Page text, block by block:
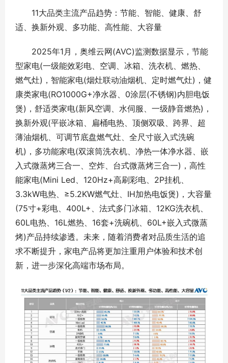
11大品类主流产品趋势：节能、智能、健康、舒
适、换新外观、多功能、高性能、大容量
2025年1月，奥维云网(AVC)监测数据显示，节能
型家电(一级能效彩电、空调、冰箱、洗衣机、燃热、
燃气灶)，智能家电(烟灶联动油烟机、定时燃气灶)，健
康类家电(RO1000G+净水器、0涂层(不锈钢)内胆电饭
煲)，舒适类家电(新风空调、水伺服、一级静音燃热)，
换新外观(平嵌冰箱、扁桶电热、顶侧双吸、跨界、超
薄油烟机、可调节底盘燃气灶、全尺寸嵌入式洗碗
机)，多功能家电(双滚筒洗衣机、净热一体净水器、嵌
入式微蒸烤三合一、空炸、台式微蒸烤三合一)，高性
能家电(Mini Led、120Hz+高刷彩电、2P挂机、
3.3kW电热、≥5.2KW燃气灶、IH加热电饭煲)，大容量
(75寸+彩电、400L+、法式多门冰箱、12KG洗衣机、
60L电热、16L燃热、16套+洗碗机、60L+嵌入式微蒸
烤)产品持续渗透。未来，随着消费者对品质生活的追
求不断提升，家电产品将更加注重用户体验和技术创
新，进一步深化高端市场布局。